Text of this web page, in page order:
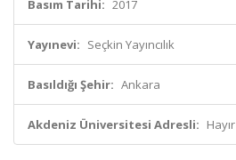
Basım Tarihi: 2017
Yayınevi: Seçkin Yayıncılık
Basıldığı Şehir: Ankara
Akdeniz Üniversitesi Adresli: Hayır